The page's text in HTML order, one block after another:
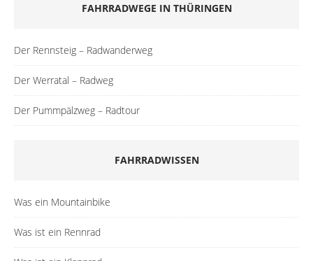
FAHRRADWEGE IN THÜRINGEN
Der Rennsteig – Radwanderweg
Der Werratal – Radweg
Der Pummpälzweg – Radtour
FAHRRADWISSEN
Was ein Mountainbike
Was ist ein Rennrad